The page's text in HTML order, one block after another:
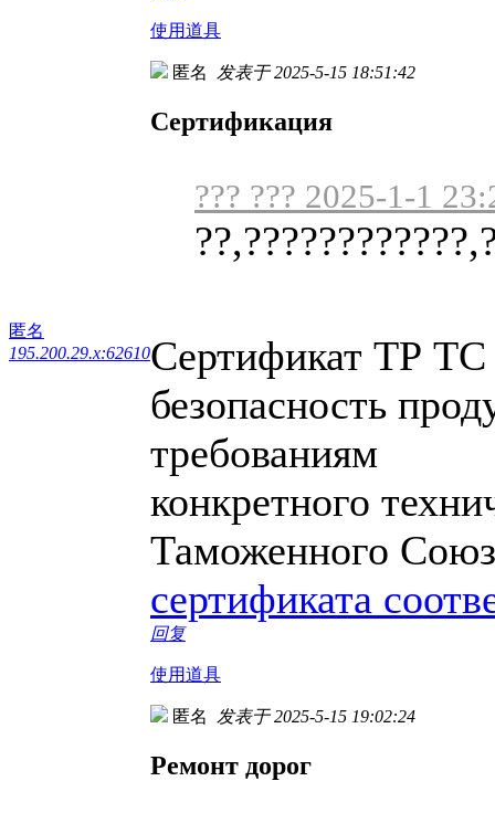
使用道具
匿名
195.200.29.x:62610
匿名 发表于 2025-5-15 18:51:42
Сертификация
??? ??? 2025-1-1
Сертификат ТР
безопасность
требованиям
конкретного
Таможенного
сертификата
回复
使用道具
匿名 发表于 2025-5-15 19:02:24
Ремонт дорог